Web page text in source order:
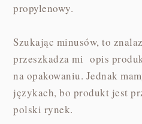
propylenowy.
Szukając minusów, to
przeszkadza mi opis
na opakowaniu. Jednak
językach, bo produkt jest
polski rynek.